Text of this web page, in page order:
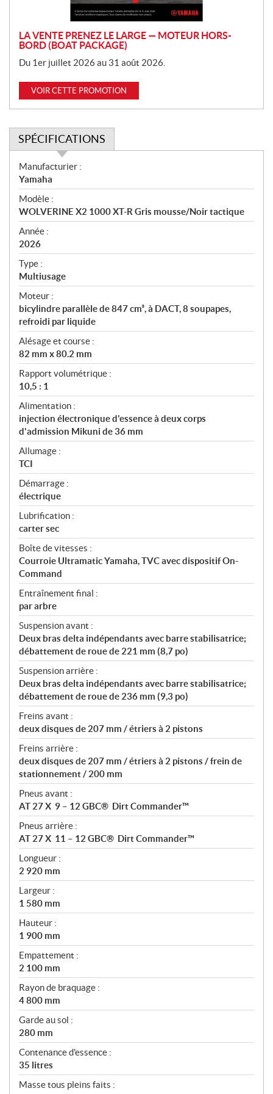
LA VENTE PRENEZ LE LARGE — MOTEUR HORS-
BORD (BOAT PACKAGE)
Du 1er juillet 2026 au 31 août 2026.
VOIR CETTE PROMOTION
SPÉCIFICATIONS
S
p
é
c
i
f
i
c
a
t
i
o
n
s
Manufacturier :
Yamaha
Modèle :
WOLVERINE X2 1000 XT-R Gris mousse/Noir tactique
Année :
2026
Type :
Multiusage
Moteur :
bicylindre parallèle de 847 cm³, à DACT, 8 soupapes,
refroidi par liquide
Alésage et course :
82 mm x 80.2 mm
Rapport volumétrique :
10,5 : 1
Alimentation :
injection électronique d'essence à deux corps
d'admission Mikuni de 36 mm
Allumage :
TCI
Démarrage :
électrique
Lubrification :
carter sec
Boîte de vitesses :
Courroie Ultramatic Yamaha, TVC avec dispositif On-
Command
Entraînement final :
par arbre
Suspension avant :
Deux bras delta indépendants avec barre stabilisatrice;
débattement de roue de 221 mm (8,7 po)
Suspension arrière :
Deux bras delta indépendants avec barre stabilisatrice;
débattement de roue de 236 mm (9,3 po)
Freins avant :
deux disques de 207 mm / étriers à 2 pistons
Freins arrière :
deux disques de 207 mm / étriers à 2 pistons / frein de
stationnement / 200 mm
Pneus avant :
AT 27 X 9 – 12 GBC® Dirt Commander™
Pneus arrière :
AT 27 X 11 – 12 GBC® Dirt Commander™
Longueur :
2 920 mm
Largeur :
1 580 mm
Hauteur :
1 900 mm
Empattement :
2 100 mm
Rayon de braquage :
4 800 mm
Garde au sol :
280 mm
Contenance d'essence :
35 litres
Masse tous pleins faits :